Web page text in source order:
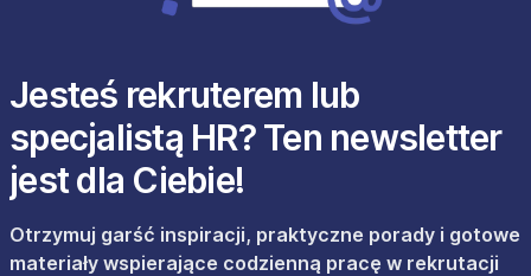
Jesteś rekruterem lub
specjalistą HR? Ten newsletter
jest dla Ciebie!
Otrzymuj garść inspiracji, praktyczne porady i gotowe
materiały wspierające codzienną pracę w rekrutacji